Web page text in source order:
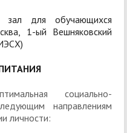
зал для обучающихся
1-ый Вешняковский
социально-
направлениям
личности: